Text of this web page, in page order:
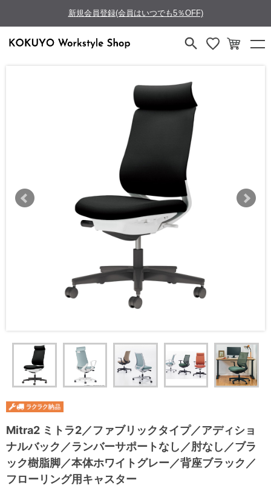
新規会員登録(会員はいつでも5％OFF)
Mitra2 ミトラ2／ファブリックタイプ／アディショ
ナルバック／ランバーサポートなし／肘なし／ブラ
ック樹脂脚／本体ホワイトグレー／背座ブラック／
フローリング用キャスター